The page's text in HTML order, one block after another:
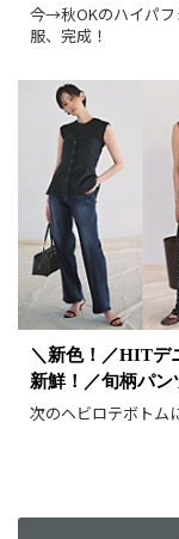
ホワイト
ベージュ
イエロー
パープル
ゴールド
今→秋OKのハイパフ
服、完成！
＼新色！／HITデ
新鮮！／旬柄パン
次のヘビロテボトム